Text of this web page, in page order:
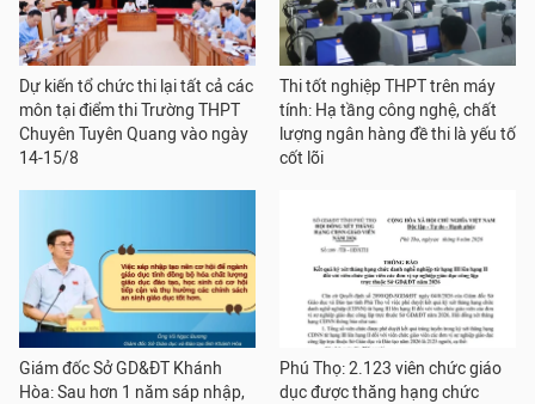
Dự kiến tổ chức thi lại tất cả các
môn tại điểm thi Trường THPT
Chuyên Tuyên Quang vào ngày
14-15/8
Thi tốt nghiệp THPT trên máy
tính: Hạ tầng công nghệ, chất
lượng ngân hàng đề thi là yếu tố
cốt lõi
Giám đốc Sở GD&ĐT Khánh
Hòa: Sau hơn 1 năm sáp nhập,
Phú Thọ: 2.123 viên chức giáo
dục được thăng hạng chức